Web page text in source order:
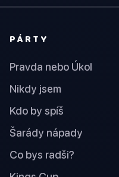
PÁRTY
Pravda nebo Úkol
Nikdy jsem
Kdo by spíš
Šarády nápady
Co bys radši?